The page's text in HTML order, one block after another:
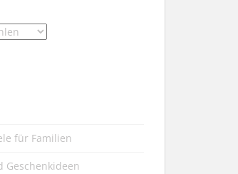
für Familien
Geschenkideen